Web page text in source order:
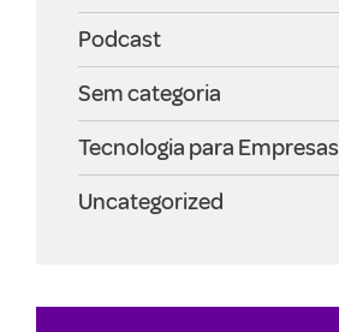
Podcast
Sem categoria
Tecnologia para Empresas
Uncategorized